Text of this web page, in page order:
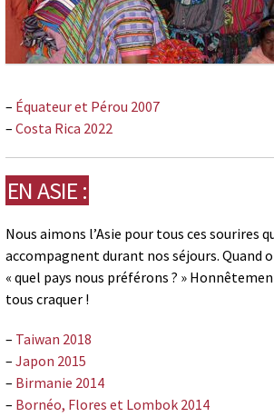
– Équateur et Pérou 2007
– Costa Rica 2022
EN ASIE :
Nous aimons l’Asie pour tous ces sourires
accompagnent durant nos séjours. Quand
« quel pays nous préférons ? »
tous craquer !
– Taiwan 2018
– Japon 2015
– Birmanie 2014
– Bornéo, Flores et Lombok 2014